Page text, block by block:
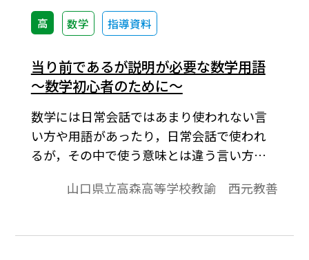
高 数学 指導資料
当り前であるが説明が必要な数学用語
～数学初心者のために～
数学には日常会話ではあまり使われない言
い方や用語があったり，日常会話で使われ
るが，その中で使う意味とは違う言い方や
て｢または｣がある。日常会話で｢Ａまたは
一方だけの意味に使うが，数学での｢また
山口県立高森高等学校教諭 西元教善